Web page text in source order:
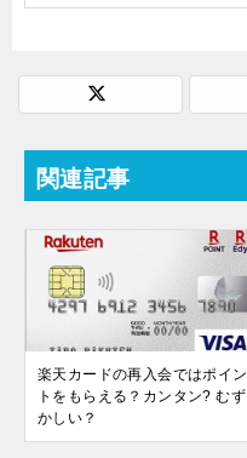
関連記事
楽天カードの再入会ではポイン
トをもらえる？カンタン? むず
かしい？